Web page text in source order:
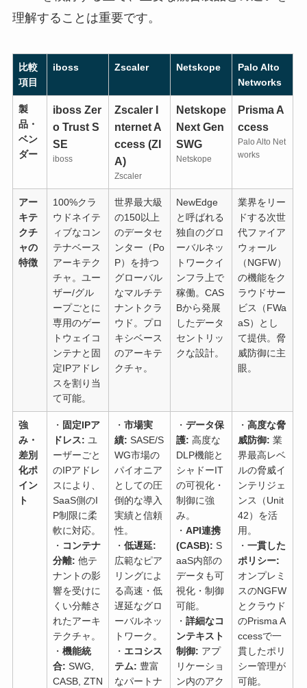
理解することは重要です。
比較
項目
iboss Zscaler Netskope
Palo Alto
Networks
製
品・
ベン
ダー
iboss Zer
o Trust S
SE
iboss
Zscaler I
nternet A
ccess (ZI
A)
Zscaler
Netskope
Next Gen
SWG
Netskope
Prisma A
ccess
Palo Alto Net
works
アー
キテ
クチ
ャの
特徴
100%クラ
ウドネイテ
ィブなコン
テナベース
アーキテク
チャ。ユー
ザー/グル
ープごとに
専用のゲー
トウェイコ
ンテナと固
定IPアドレ
スを割り当
て可能。
世界最大級
の150以上
のデータセ
ンター（Po
P）を持つ
グローバル
なマルチテ
ナントクラ
ウド。プロ
キシベース
のアーキテ
クチャ。
NewEdge
と呼ばれる
独自のグロ
ーバルネッ
トワークイ
ンフラ上で
稼働。CAS
Bから発展
したデータ
セントリッ
クな設計。
業界をリー
ドする次世
代ファイア
ウォール
（NGFW）
の機能をク
ラウドサー
ビス（FWa
aS）とし
て提供。脅
威防御に主
眼。
強
み・
差別
化ポ
イン
ト
・ 固定IPア
ドレス: ユ
ーザーごと
のIPアドレ
スにより、
SaaS側のI
P制限に柔
軟に対応。
・ コンテナ
分離: 他テ
ナントの影
響を受けに
くい分離さ
れたアーキ
テクチャ。
・ 機能統
合: SWG,
CASB, ZTN
・ 市場実
績: SASE/S
WG市場の
パイオニア
としての圧
倒的な導入
実績と信頼
性。
・ 低遅延:
広範なピア
リングによ
る高速・低
遅延なグロ
ーバルネッ
トワーク。
・ エコシス
テム: 豊富
なパートナ
・ データ保
護: 高度な
DLP機能と
シャドーIT
の可視化・
制御に強
み。
・ API連携
(CASB): S
aaS内部の
データも可
視化・制御
可能。
・ 詳細なコ
ンテキスト
制御: アプ
リケーショ
ン内のアク
・ 高度な脅
威防御: 業
界最高レベ
ルの脅威イ
ンテリジェ
ンス（Unit
42）を活
用。
・ 一貫した
ポリシー:
オンプレミ
スのNGFW
とクラウド
のPrisma A
ccessで一
貫したポリ
シー管理が
可能。